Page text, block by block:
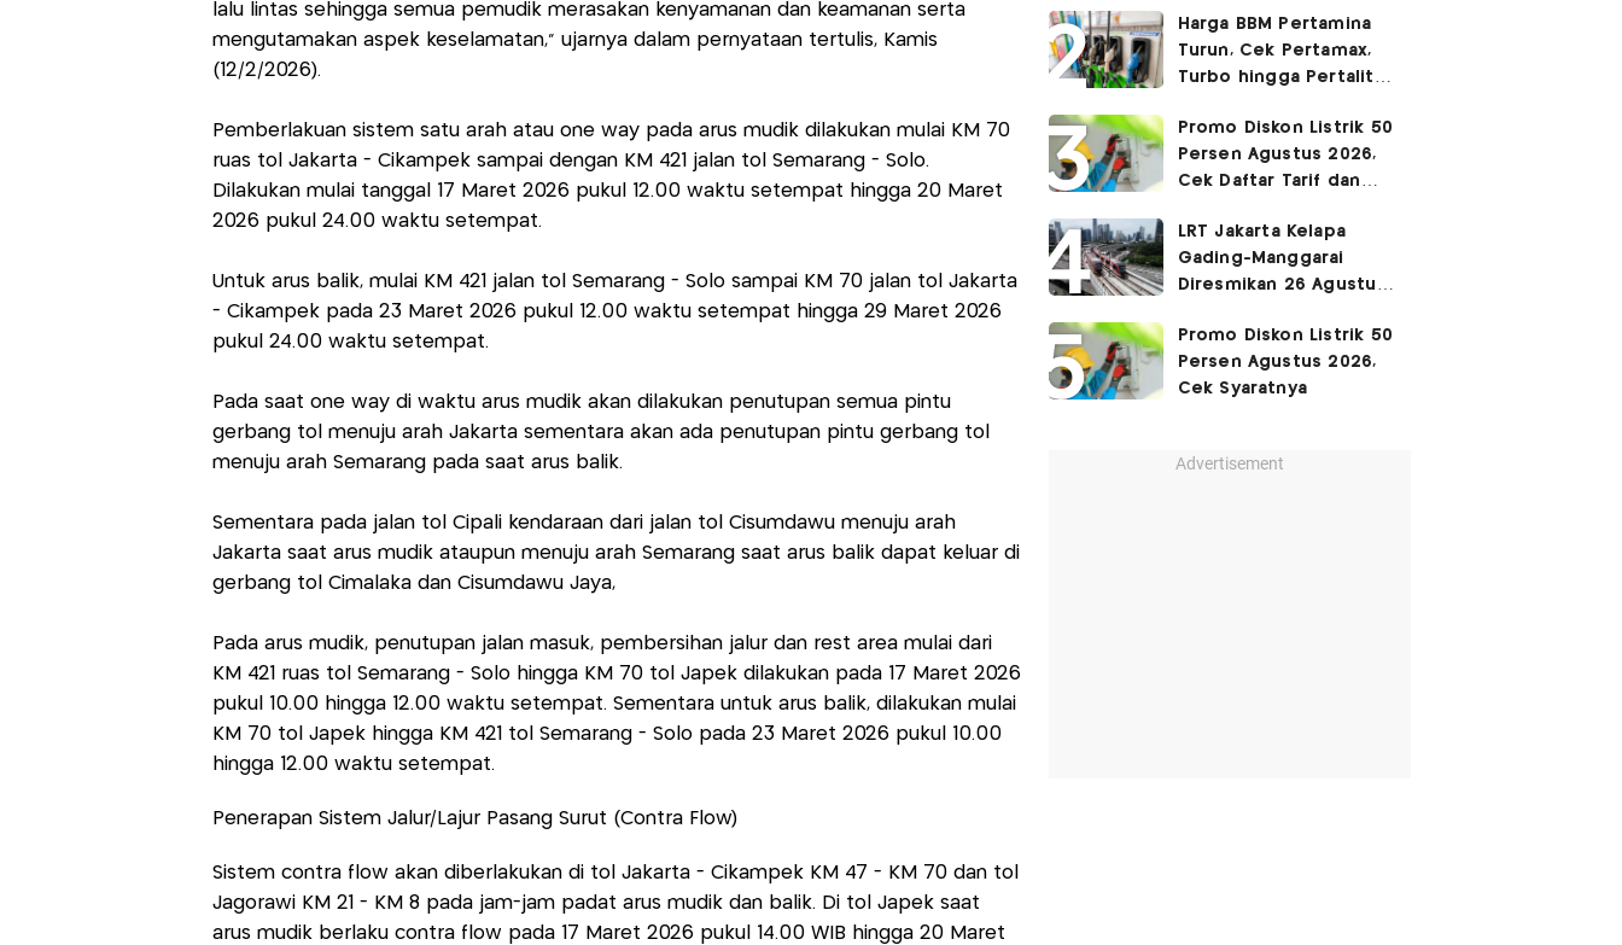
lalu lintas sehingga semua pemudik merasakan kenyamanan dan keamanan serta
mengutamakan aspek keselamatan," ujarnya dalam pernyataan tertulis, Kamis
(12/2/2026).
Pemberlakuan sistem satu arah atau one way pada arus mudik dilakukan mulai KM 70
ruas tol Jakarta - Cikampek sampai dengan KM 421 jalan tol Semarang - Solo.
Dilakukan mulai tanggal 17 Maret 2026 pukul 12.00 waktu setempat hingga 20 Maret
2026 pukul 24.00 waktu setempat.
Untuk arus balik, mulai KM 421 jalan tol Semarang - Solo sampai KM 70 jalan tol Jakarta
- Cikampek pada 23 Maret 2026 pukul 12.00 waktu setempat hingga 29 Maret 2026
pukul 24.00 waktu setempat.
Pada saat one way di waktu arus mudik akan dilakukan penutupan semua pintu
gerbang tol menuju arah Jakarta sementara akan ada penutupan pintu gerbang tol
menuju arah Semarang pada saat arus balik.
Sementara pada jalan tol Cipali kendaraan dari jalan tol Cisumdawu menuju arah
Jakarta saat arus mudik ataupun menuju arah Semarang saat arus balik dapat keluar di
gerbang tol Cimalaka dan Cisumdawu Jaya,
Pada arus mudik, penutupan jalan masuk, pembersihan jalur dan rest area mulai dari
KM 421 ruas tol Semarang - Solo hingga KM 70 tol Japek dilakukan pada 17 Maret 2026
pukul 10.00 hingga 12.00 waktu setempat. Sementara untuk arus balik, dilakukan mulai
KM 70 tol Japek hingga KM 421 tol Semarang - Solo pada 23 Maret 2026 pukul 10.00
hingga 12.00 waktu setempat.
Penerapan Sistem Jalur/Lajur Pasang Surut (Contra Flow)
Sistem contra flow akan diberlakukan di tol Jakarta - Cikampek KM 47 - KM 70 dan tol
Jagorawi KM 21 - KM 8 pada jam-jam padat arus mudik dan balik. Di tol Japek saat
arus mudik berlaku contra flow pada 17 Maret 2026 pukul 14.00 WIB hingga 20 Maret
2026
Harga BBM Pertamina
Turun, Cek Pertamax,
Turbo hingga Pertalite
Promo Diskon Listrik 50
Persen Agustus 2026,
Cek Daftar Tarif dan
LRT Jakarta Kelapa
Gading-Manggarai
Diresmikan 26 Agustus
Promo Diskon Listrik 50
Persen Agustus 2026,
Cek Syaratnya
Advertisement